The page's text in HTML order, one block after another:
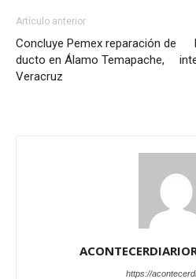
Artículo anterior
Concluye Pemex reparación de
ducto en Álamo Temapache,
Veracruz
https://